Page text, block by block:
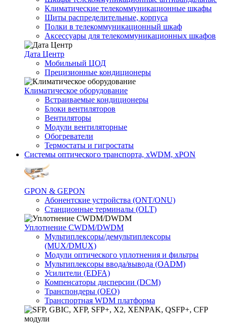
Климатические телекоммуникационные шкафы
Щиты распределительные, корпуса
Полки в телекоммуникационный шкаф
Аксессуары для телекоммуникационных шкафов
Дата Центр
Мобильный ЦОД
Прецизионные кондиционеры
Климатичeское оборудование
Встраиваемые кондиционеры
Блоки вентиляторов
Вентиляторы
Модули вентиляторные
Обогреватели
Термостаты и гигростаты
Системы оптического транспорта, xWDM, xPON
GPON & GEPON
Абонентские устройства (ONT/ONU)
Станционные терминалы (OLT)
Уплотнение CWDM/DWDM
Мультиплексоры/демультиплексоры
(MUX/DMUX)
Модули оптического уплотнения и фильтры
Мультиплексоры ввода/вывода (OADM)
Усилители (EDFA)
Компенсаторы дисперсии (DCM)
Транспондеры (OEO)
Транспортная WDM платформа